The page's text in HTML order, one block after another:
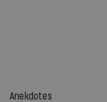
Anekdotes